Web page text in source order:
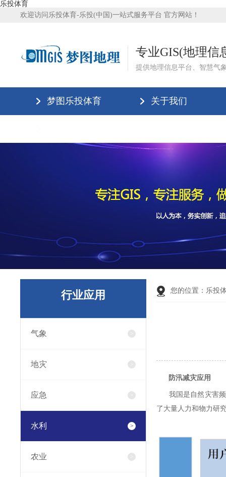
乐投体育
欢迎访问乐投体育-乐投(中国)一站式服务平台 官方网站！
专业GIS(地理信
提供地理信息平台、智慧气
梦图乐投体育 关于我们
行业应用
气象
地灾
应急
水利
农业
您的位置： 乐投
防汛减灾应用
我国是自然灾害频
了大量人力和物力研